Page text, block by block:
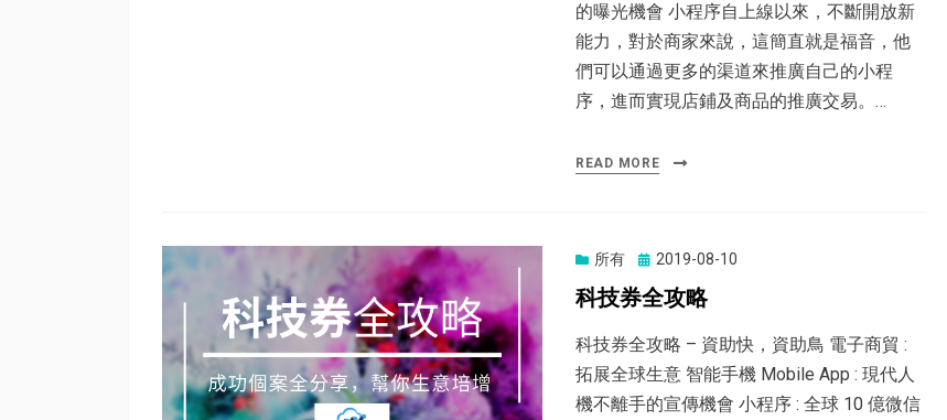
的曝光機會 小程序自上線以來，不斷開放新
能力，對於商家來說，這簡直就是福音，他
們可以通過更多的渠道來推廣自己的小程
序，進而實現店鋪及商品的推廣交易。…
READ MORE
所有
Posted
on
2019-08-10
科技券全攻略
科技券全攻略 – 資助快，資助鳥 電子商貿 :
拓展全球生意 智能手機 Mobile App : 現代人
機不離手的宣傳機會 小程序 : 全球 10 億微信